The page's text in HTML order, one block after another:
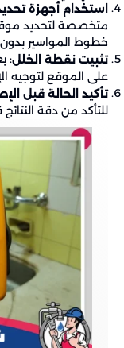
استخدام أجهزة
متخصصة لتحديد موقع
خطوط المواسير
تثبيت نقطة الخلل:
على الموقع لتوجيه
تأكيد الحالة قبل
للتأكد من دقة